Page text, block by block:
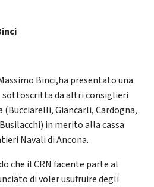
Binci,ha presentato una
da altri consiglieri
(Bucciarelli, Giancarli, Cardogna,
in merito alla cassa
Navali di Ancona.
che il CRN facente parte al
di voler usufruire degli